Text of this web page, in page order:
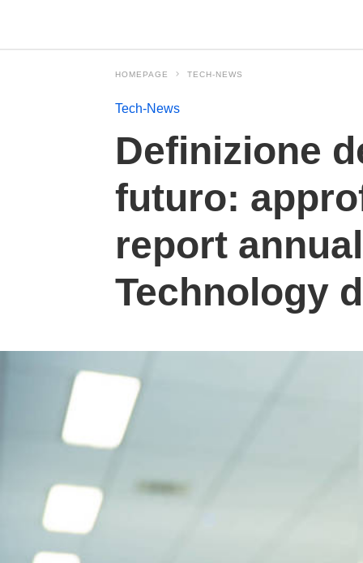
HOMEPAGE TECH-NEWS
Tech-News
Definizione
futuro:
report
Technology